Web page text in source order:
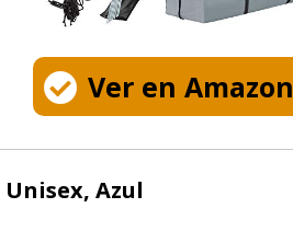
Ver en Amazon
Azul